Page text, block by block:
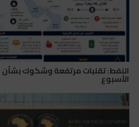
النفط: تقلبات مرتفعة وشكوك
الأسبوع